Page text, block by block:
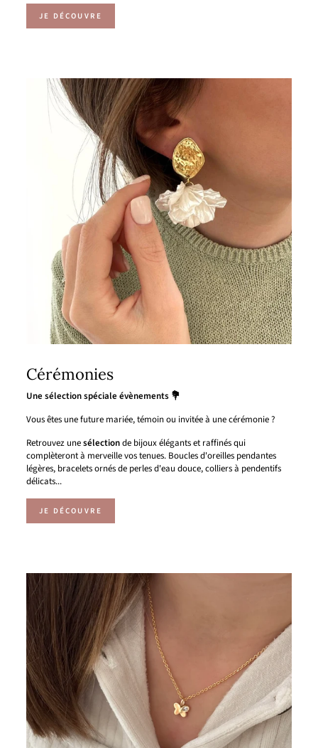
JE DÉCOUVRE
Cérémonies
Une sélection spéciale évènements 💐
Vous êtes une future mariée, témoin ou invitée à une cérémonie ?
Retrouvez unesélectionde bijoux élégants et raffinés qui
complèteront à merveille vos tenues. Boucles d'oreilles pendantes
légères, bracelets ornés de perles d'eau douce, colliers à pendentifs
délicats...
JE DÉCOUVRE